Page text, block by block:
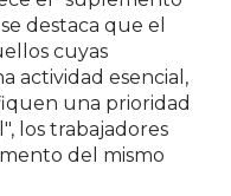
destaca que el
cuyas
actividad esencial,
una prioridad
los trabajadores
del mismo